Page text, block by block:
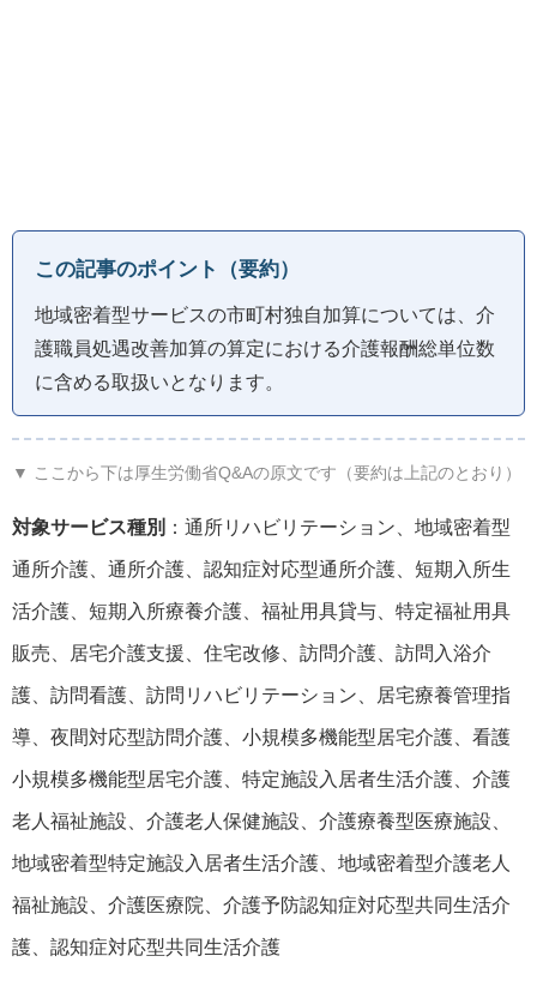
この記事のポイント（要約）
地域密着型サービスの市町村独自加算については、介
護職員処遇改善加算の算定における介護報酬総単位数
に含める取扱いとなります。
▼ ここから下は厚生労働省Q&Aの原文です（要約は上記のとおり）
対象サービス種別 ：通所リハビリテーション、地域密着型
通所介護、通所介護、認知症対応型通所介護、短期入所生
活介護、短期入所療養介護、福祉用具貸与、特定福祉用具
販売、居宅介護支援、住宅改修、訪問介護、訪問入浴介
護、訪問看護、訪問リハビリテーション、居宅療養管理指
導、夜間対応型訪問介護、小規模多機能型居宅介護、看護
小規模多機能型居宅介護、特定施設入居者生活介護、介護
老人福祉施設、介護老人保健施設、介護療養型医療施設、
地域密着型特定施設入居者生活介護、地域密着型介護老人
福祉施設、介護医療院、介護予防認知症対応型共同生活介
護、認知症対応型共同生活介護